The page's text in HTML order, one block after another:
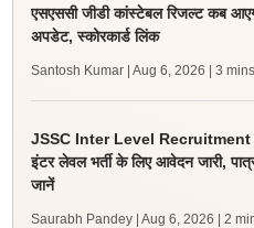
एसएससी जीडी कांस्टेबल रिजल्ट कब
अपडेट, स्कोरकार्ड लिंक
Santosh Kumar | Aug 6, 2026 | 3
JSSC Inter Level Recruitment
इंटर लेवल भर्ती के लिए आवेदन जारी,
जानें
Saurabh Pandey | Aug 6, 2026 | 2